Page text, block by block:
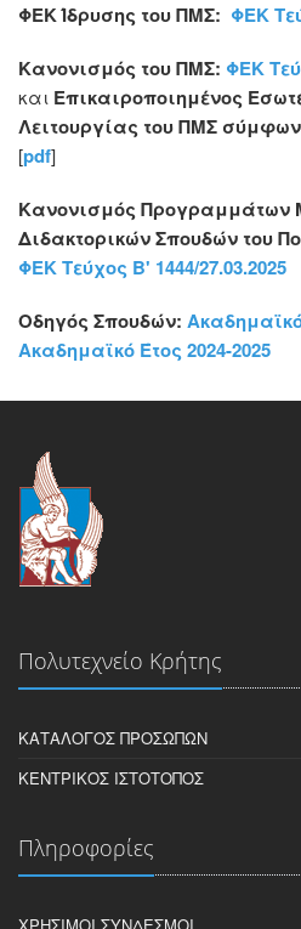
ΦΕΚ Ίδρυσης του ΠΜΣ: ΦΕΚ
Κανονισμός του ΠΜΣ: ΦΕΚ
και Επικαιροποιημένος
Λειτουργίας του ΠΜΣ
[pdf]
Κανονισμός Προγραμμάτων
Διδακτορικών Σπουδών του
ΦΕΚ Τεύχος Β' 1444/27.03.2025
Οδηγός Σπουδών: Ακαδημαϊκό
Ακαδημαϊκό Έτος 2024-2025
Πολυτεχνείο Κρήτης
ΚΑΤΆΛΟΓΟΣ ΠΡΟΣΏΠΩΝ
ΚΕΝΤΡΙΚΌΣ ΙΣΤΌΤΟΠΟΣ
Πληροφορίες